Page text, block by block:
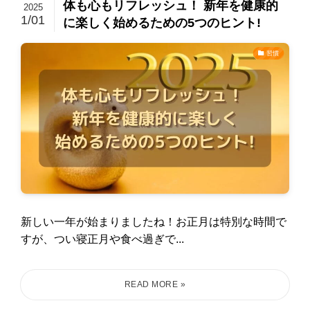
体も心もリフレッシュ！ 新年を健康的
に楽しく始めるための5つのヒント!
2025
1/01
習慣
新しい一年が始まりましたね！お正月は特別な時間で
すが、つい寝正月や食べ過ぎで...